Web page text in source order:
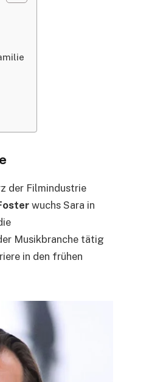
der Filmindustrie
wuchs Sara in
Musikbranche tätig
in den frühen